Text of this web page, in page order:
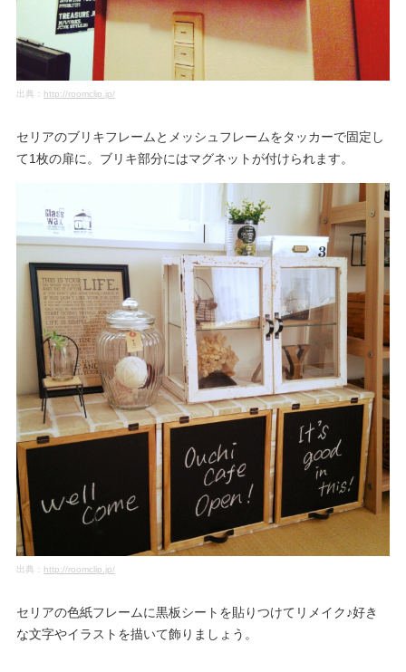
出典： http://roomclip.jp/
セリアのブリキフレームとメッシュフレームをタッカーで固定し
て1枚の扉に。ブリキ部分にはマグネットが付けられます。
出典： http://roomclip.jp/
セリアの色紙フレームに黒板シートを貼りつけてリメイク♪好き
な文字やイラストを描いて飾りましょう。